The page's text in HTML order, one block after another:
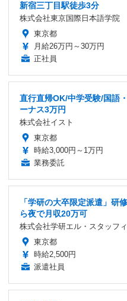
新宿三丁目駅徒歩3分
株式会社東京国際日本語学院
東京都
月給26万円～30万円
正社員
直行直帰OK/中学受験/国語
ーナス3万円
株式会社イスト
東京都
時給3,000円～1万円
業務委託
「学研の大卒限定派遣」研
ら夜で月収20万可
株式会社学研エル・スタッフ
東京都
時給2,500円
派遣社員